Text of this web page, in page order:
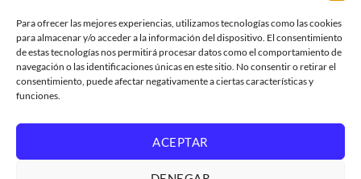
Para ofrecer las mejores experiencias, utilizamos tecnologías como las cookies
para almacenar y/o acceder a la información del dispositivo. El consentimiento
de estas tecnologías nos permitirá procesar datos como el comportamiento de
navegación o las identificaciones únicas en este sitio. No consentir o retirar el
consentimiento, puede afectar negativamente a ciertas características y
funciones.
ACEPTAR
Logali Ingeniería
Express
Skrill